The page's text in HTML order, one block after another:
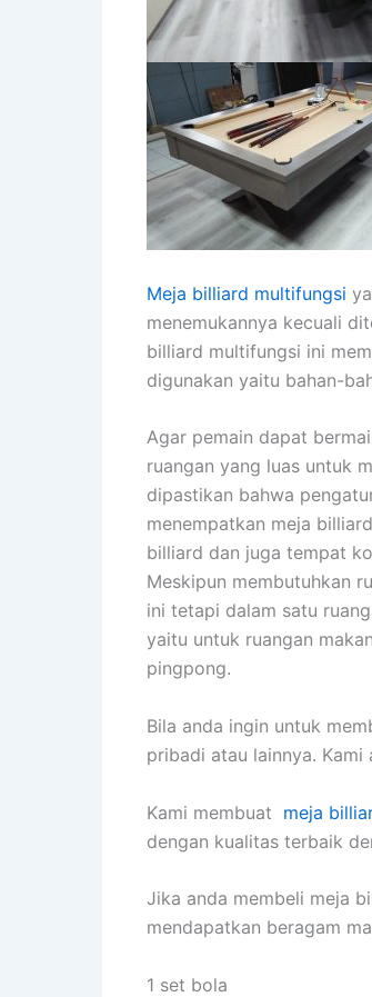
Meja billiard multifungsi
menemukannya kecuali
billiard multifungsi ini
digunakan yaitu bahan-
Agar pemain dapat
ruangan yang luas untuk
dipastikan bahwa
menempatkan meja
billiard dan juga tempat
Meskipun membutuhkan
ini tetapi dalam satu
yaitu untuk ruangan
pingpong.
Bila anda ingin untuk
pribadi atau lainnya. Kami
Kami membuat meja
dengan kualitas terbaik
Jika anda membeli meja
mendapatkan beragam
1 set bola